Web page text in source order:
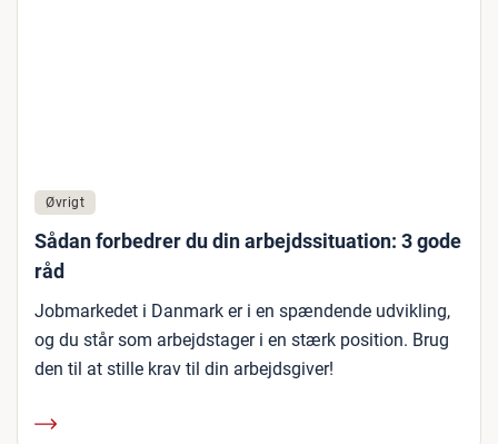
Øvrigt
Sådan forbedrer du din arbejdssituation: 3 gode
råd
Jobmarkedet i Danmark er i en spændende udvikling,
og du står som arbejdstager i en stærk position. Brug
den til at stille krav til din arbejdsgiver!